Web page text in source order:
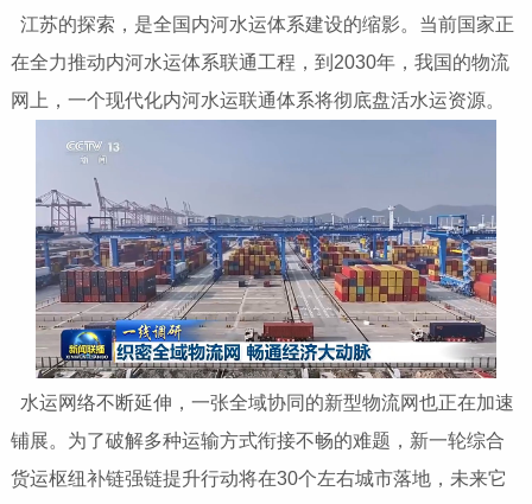
江苏的探索，是全国内河水运体系建设的缩影。当前国家正
在全力推动内河水运体系联通工程，到2030年，我国的物流
网上，一个现代化内河水运联通体系将彻底盘活水运资源。
水运网络不断延伸，一张全域协同的新型物流网也正在加速
铺展。为了破解多种运输方式衔接不畅的难题，新一轮综合
货运枢纽补链强链提升行动将在30个左右城市落地，未来它